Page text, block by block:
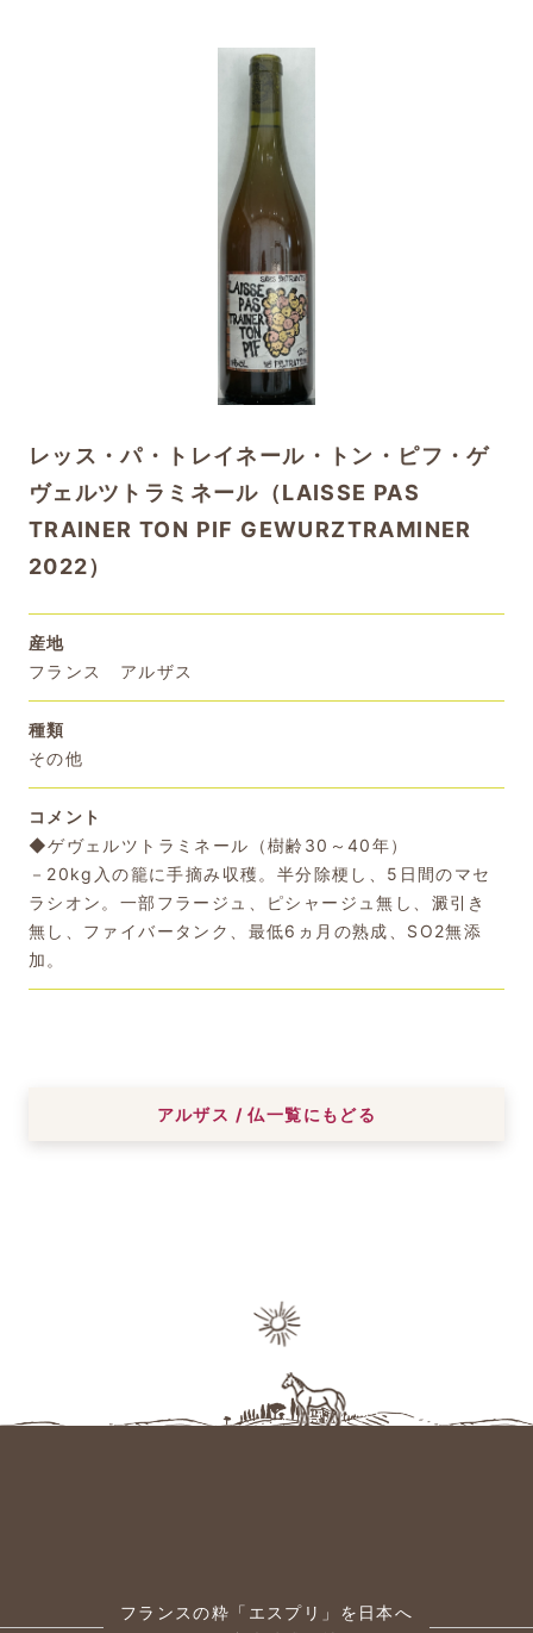
レッス・パ・トレイネール・トン・ピフ・ゲ
ヴェルツトラミネール（LAISSE PAS
TRAINER TON PIF GEWURZTRAMINER
2022）
産地
フランス アルザス
種類
その他
コメント
◆ゲヴェルツトラミネール（樹齢30～40年）
－20kg入の籠に手摘み収穫。半分除梗し、5日間のマセ
ラシオン。一部フラージュ、ピシャージュ無し、澱引き
無し、ファイバータンク、最低6ヵ月の熟成、SO2無添
加。
アルザス / 仏一覧にもどる
フランスの粋「エスプリ」を日本へ